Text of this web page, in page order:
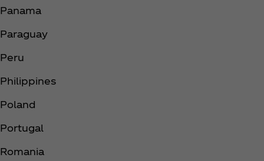
Panama ​
Paraguay ​
Peru ​
Philippines ​
Poland ​
Portugal ​
Romania ​